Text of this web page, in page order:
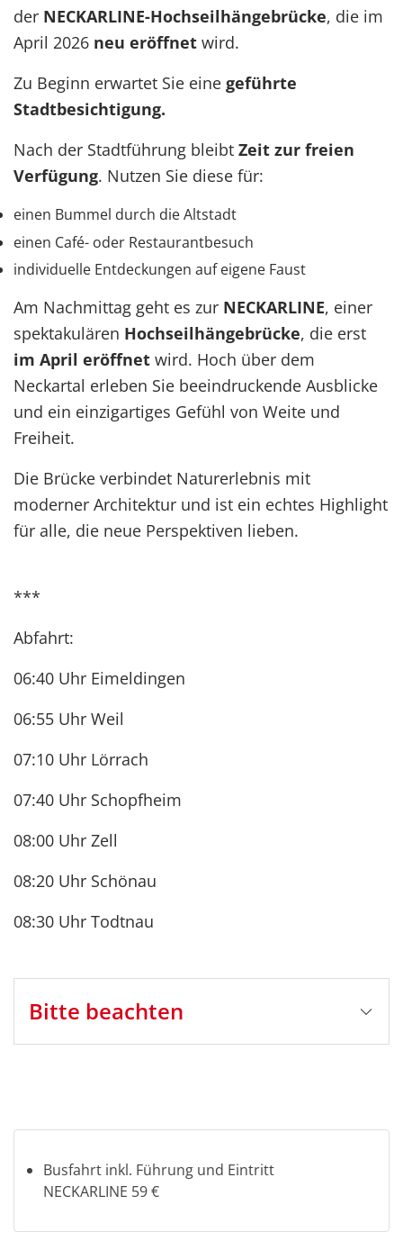
der NECKARLINE-Hochseilhängebrücke, die im
April 2026 neu eröffnet wird.
Zu Beginn erwartet Sie eine geführte
Stadtbesichtigung.
Nach der Stadtführung bleibt Zeit zur freien
Verfügung. Nutzen Sie diese für:
einen Bummel durch die Altstadt
einen Café- oder Restaurantbesuch
individuelle Entdeckungen auf eigene Faust
Am Nachmittag geht es zur NECKARLINE, einer
spektakulären Hochseilhängebrücke, die erst
im April eröffnet wird. Hoch über dem
Neckartal erleben Sie beeindruckende Ausblicke
und ein einzigartiges Gefühl von Weite und
Freiheit.
Die Brücke verbindet Naturerlebnis mit
moderner Architektur und ist ein echtes Highlight
für alle, die neue Perspektiven lieben.
***
Abfahrt:
06:40 Uhr Eimeldingen
06:55 Uhr Weil
07:10 Uhr Lörrach
07:40 Uhr Schopfheim
08:00 Uhr Zell
08:20 Uhr Schönau
08:30 Uhr Todtnau
Bitte beachten
bis 5 Tage vor Reisebeginn: Busfahrt kostenlos*
4-1 Tag vor Reisebeginn: Busfahrt 50%*
am Reisetag und bei Nichterscheinen: Busfahrt
*zzgl. 100% Fremdleistung (Eintrittskarten, Schiff-
Busfahrt inkl. Führung und Eintritt
NECKARLINE 59 €